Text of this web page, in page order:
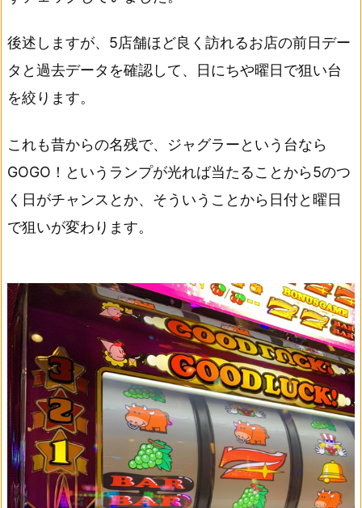
後述しますが、5店舗ほど良く訪れるお店の前日デー
タと過去データを確認して、日にちや曜日で狙い台
を絞ります。
これも昔からの名残で、ジャグラーという台なら
GOGO！というランプが光れば当たることから5のつ
く日がチャンスとか、そういうことから日付と曜日
で狙いが変わります。